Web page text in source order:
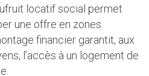
locatif social permet
une offre en zones
financier garantit, aux
l’accès à un logement de